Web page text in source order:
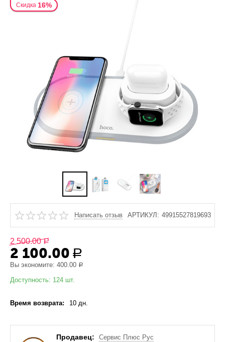
Скидка 16%
Написать отзыв АРТИКУЛ: 49915527819693
2 500.00 Р
2 100.00 Р
Вы экономите:400.00 Р
Доступность: 124 шт.
Время возврата: 10 дн.
Продавец:
Сервис Плюс Рус